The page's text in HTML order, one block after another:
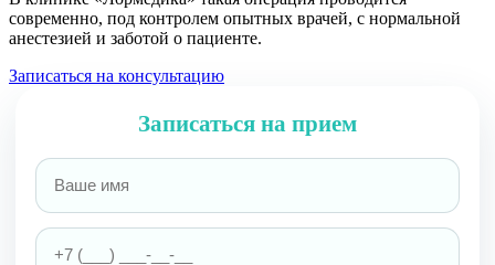
современно, под контролем опытных врачей, с нормальной
анестезией и заботой о пациенте.
Записаться на консультацию
Записаться на прием